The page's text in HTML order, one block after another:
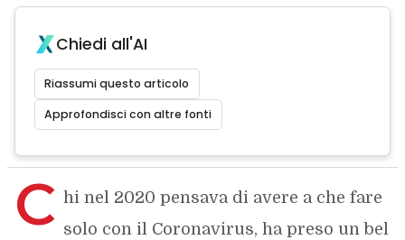
Chiedi all'AI
Riassumi questo articolo
Approfondisci con altre fonti
C hi nel 2020 pensava di avere a che fare
solo con il Coronavirus, ha preso un bel